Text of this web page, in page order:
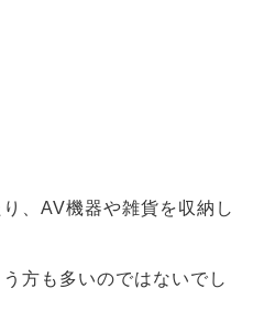
、AV機器や雑貨を収納し
方も多いのではないでし